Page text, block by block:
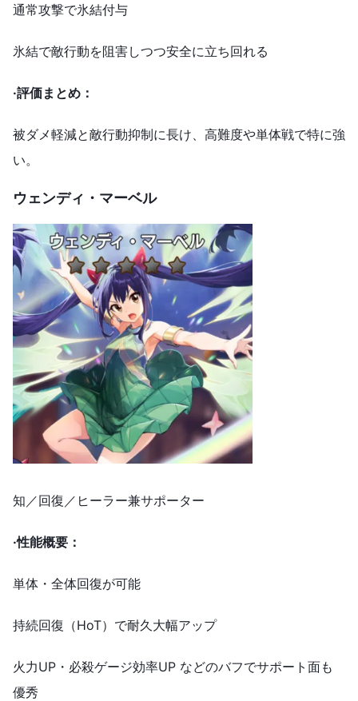
通常攻撃で氷結付与
氷結で敵行動を阻害しつつ安全に立ち回れる
·評価まとめ：
被ダメ軽減と敵行動抑制に長け、高難度や単体戦で特に強
い。
ウェンディ・マーベル
知／回復／ヒーラー兼サポーター
·性能概要：
単体・全体回復が可能
持続回復（HoT）で耐久大幅アップ
火力UP・必殺ゲージ効率UP などのバフでサポート面も
優秀